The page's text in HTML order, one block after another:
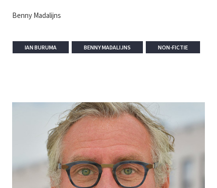
Benny Madalijns
IAN BURUMA BENNY MADALIJNS NON-FICTIE